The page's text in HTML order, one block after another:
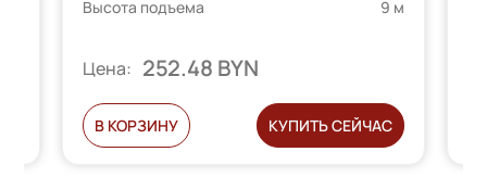
пользователей
Высота подъема
9 м
Цена: 252.48 BYN
В КОРЗИНУ КУПИТЬ СЕЙЧАС